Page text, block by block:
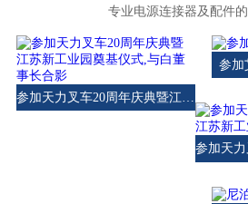
专业电源连接器及配件
参加